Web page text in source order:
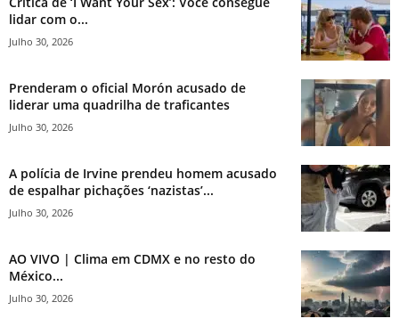
lidar com o...
Julho 30, 2026
Prenderam o oficial Morón acusado de
liderar uma quadrilha de traficantes
Julho 30, 2026
A polícia de Irvine prendeu homem acusado
de espalhar pichações ‘nazistas’...
Julho 30, 2026
AO VIVO | Clima em CDMX e no resto do
México...
Julho 30, 2026